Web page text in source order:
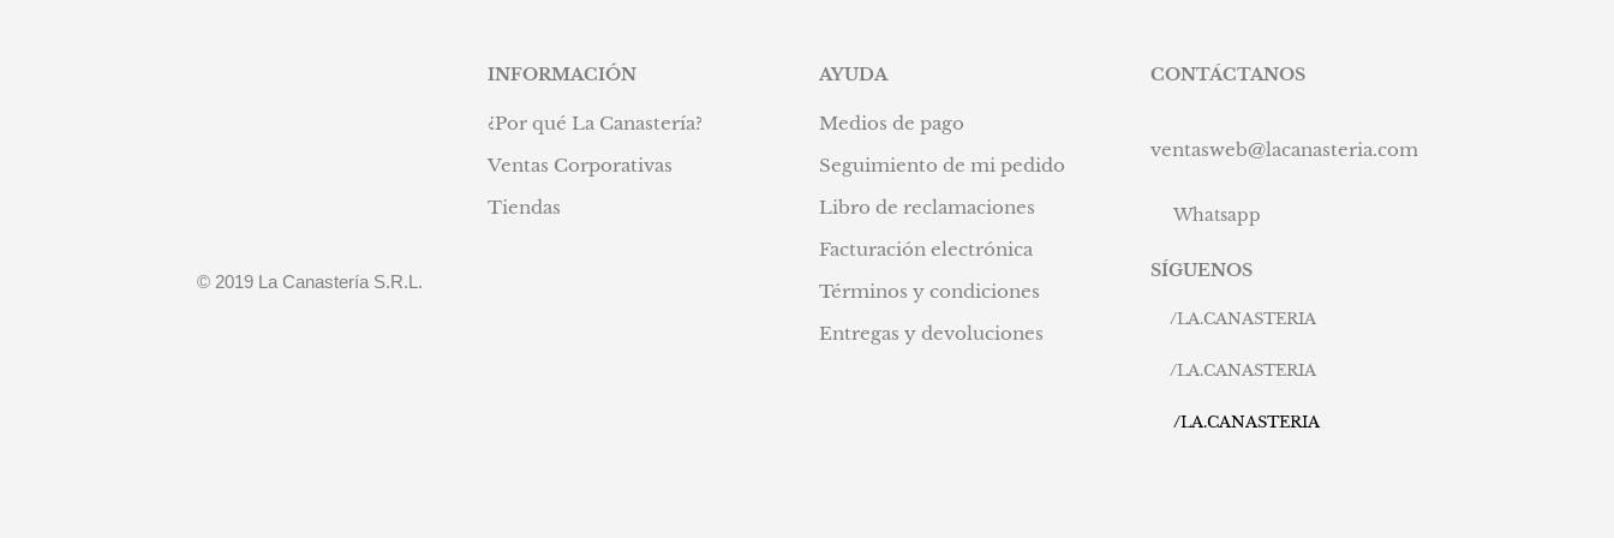
© 2019 La Canastería S.R.L.
INFORMACIÓN
¿Por qué La Canastería?
Ventas Corporativas
Tiendas
AYUDA
Medios de pago
Seguimiento de mi pedido
Libro de reclamaciones
Facturación electrónica
Términos y condiciones
Entregas y devoluciones
CONTÁCTANOS
ventasweb@lacanasteria.com
Whatsapp
SÍGUENOS
/LA.CANASTERIA
/LA.CANASTERIA
/LA.CANASTERIA